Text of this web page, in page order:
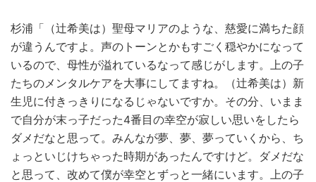
杉浦「（辻希美は）聖母マリアのような、慈愛に満ちた顔
が違うんですよ。声のトーンとかもすごく穏やかになって
いるので、母性が溢れているなって感じがします。上の子
たちのメンタルケアを大事にしてますね。（辻希美は）新
生児に付きっきりになるじゃないですか。その分、いまま
で自分が末っ子だった4番目の幸空が寂しい思いをしたら
ダメだなと思って。みんなが夢、夢、夢っていくから、ち
ょっといじけちゃった時期があったんですけど。ダメだな
と思って、改めて僕が幸空とずっと一緒にいます。上の子